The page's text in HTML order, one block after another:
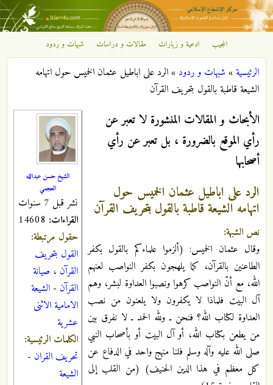
تجاوز إلى المحتوى الرئيسي
مركز
الإشعاع
الإسلامي
المجيب ادعية و زيارات مقالات و دراسات شبهات و ردود
أنت هنا
الرئيسية» شبهات و ردود »الرد على اباطيل عثمان الخميس حول اتهامه
الشيعة قاطبة بالقول بتحريف القرآن
الشيخ حسن عبدالله
العجمي
نشر قبل 7 سنوات
القراءات:
حقول مرتبطة:
القول بتحريف
القرآن ، صيانة
القرآن - الشيعة
الامامية الاثنى
عشرية
الكلمات الرئيسية:
تحريف القران -
الشيعة
الأبحاث و المقالات المنشورة لا تعبر عن
رأي الموقع بالضرورة ، بل تعبر عن رأي
أصحابها
الرد على اباطيل عثمان الخميس حول
اتهامه الشيعة قاطبة بالقول بتحريف القرآن
نص الشبهة:
وقال عثمان الخميس: (ألزموا علماءكم بالقول بكفر
الطاعنين بالقرآن، كما يلهجون بكفر النواصب لعنهم
الله، مع أنّ النواصب كرهوا ونصبوا العداوة لبشر، وهم
آل البيت فلماذا لا يكفرون ولا يلعنون من نصب
العداوة لكتاب الله؟ فنحن ـ ولله الحمد ـ لا نفرق بين
من يطعن بكتاب الله، أو آل البيت أو بأصحاب النبي
صلى الله عليه وآله وسلم فلنا منهج واحد في الدفاع عن
كل معظم في هذا الدين الحنيف) (من القلب إلى